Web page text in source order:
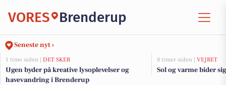
VORES Brenderup
Seneste nyt ›
1 time siden | DET SKER
Ugen byder på kreative lysoplevelser og
havevandring i Brenderup
8 timer siden | VEJRET
Sol og varme bider